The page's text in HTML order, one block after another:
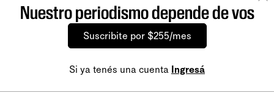
Nuestro periodismo depende de vos
Suscribite por $255/mes
Si ya tenés una cuenta Ingresá